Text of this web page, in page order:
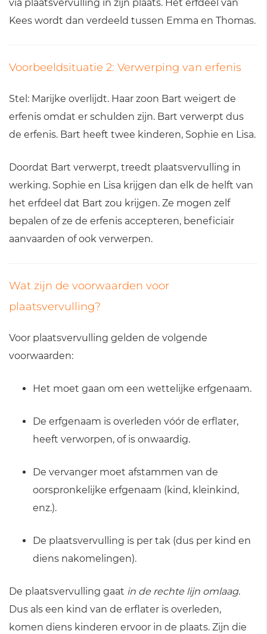
via plaatsvervulling in zijn plaats. Het erfdeel van
Kees wordt dan verdeeld tussen Emma en Thomas.
Voorbeeldsituatie 2: Verwerping van erfenis
Stel: Marijke overlijdt. Haar zoon Bart weigert de
erfenis omdat er schulden zijn. Bart verwerpt dus
de erfenis. Bart heeft twee kinderen, Sophie en Lisa.
Doordat Bart verwerpt, treedt plaatsvervulling in
werking. Sophie en Lisa krijgen dan elk de helft van
het erfdeel dat Bart zou krijgen. Ze mogen zelf
bepalen of ze de erfenis accepteren, beneficiair
aanvaarden of ook verwerpen.
Wat zijn de voorwaarden voor
plaatsvervulling?
Voor plaatsvervulling gelden de volgende
voorwaarden:
Het moet gaan om een wettelijke erfgenaam.
De erfgenaam is overleden vóór de erflater,
heeft verworpen, of is onwaardig.
De vervanger moet afstammen van de
oorspronkelijke erfgenaam (kind, kleinkind,
enz.).
De plaatsvervulling is per tak (dus per kind en
diens nakomelingen).
De plaatsvervulling gaat in de rechte lijn omlaag.
Dus als een kind van de erflater is overleden,
komen diens kinderen ervoor in de plaats. Zijn die